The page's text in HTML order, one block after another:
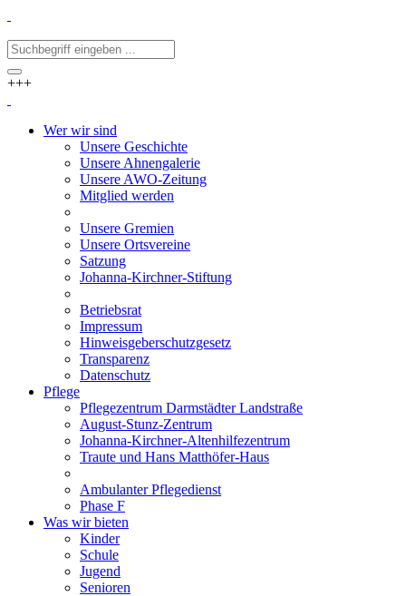
+++
Wer wir sind
Unsere Geschichte
Unsere Ahnengalerie
Unsere AWO-Zeitung
Mitglied werden
Unsere Gremien
Unsere Ortsvereine
Satzung
Johanna-Kirchner-Stiftung
Betriebsrat
Impressum
Hinweisgeberschutzgesetz
Transparenz
Datenschutz
Pflege
Pflegezentrum Darmstädter Landstraße
August-Stunz-Zentrum
Johanna-Kirchner-Altenhilfezentrum
Traute und Hans Matthöfer-Haus
Ambulanter Pflegedienst
Phase F
Was wir bieten
Kinder
Schule
Jugend
Senioren